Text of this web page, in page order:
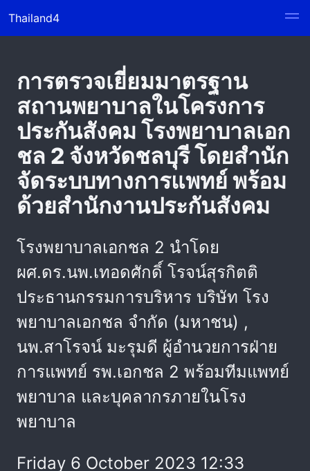
Thailand4
การตรวจเยี่ยมมาตรฐาน
สถานพยาบาลในโครงการ
ประกันสังคม โรงพยาบาลเอก
ชล 2 จังหวัดชลบุรี โดยสำนัก
จัดระบบทางการแพทย์ พร้อม
ด้วยสำนักงานประกันสังคม
โรงพยาบาลเอกชล 2 นำโดย
ผศ.ดร.นพ.เทอดศักดิ์ โรจน์สุรกิตติ
ประธานกรรมการบริหาร บริษัท โรง
พยาบาลเอกชล จำกัด (มหาชน) ,
นพ.สาโรจน์ มะรุมดี ผู้อำนวยการฝ่าย
การแพทย์ รพ.เอกชล 2 พร้อมทีมแพทย์
พยาบาล และบุคลากรภายในโรง
พยาบาล
Friday 6 October 2023 12:33